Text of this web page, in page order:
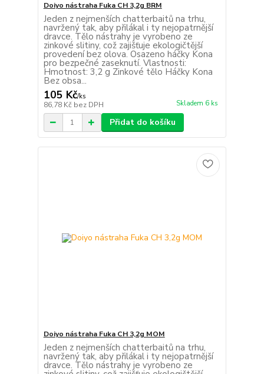
Doiyo nástraha Fuka CH 3,2g BRM
Jeden z nejmenších chatterbaitů na trhu,
navržený tak, aby přilákal i ty nejopatrnější
dravce. Tělo nástrahy je vyrobeno ze
zinkové slitiny, což zajišťuje ekologičtější
provedení bez olova. Osazeno háčky Kona
pro bezpečné zaseknutí. Vlastnosti:
Hmotnost: 3,2 g Zinkové tělo Háčky Kona
Bez obsa...
105 Kč/ks
86,78 Kč bez DPH Skladem 6 ks
Přidat do košíku
Doiyo nástraha Fuka CH 3,2g MOM
Jeden z nejmenších chatterbaitů na trhu,
navržený tak, aby přilákal i ty nejopatrnější
dravce. Tělo nástrahy je vyrobeno ze